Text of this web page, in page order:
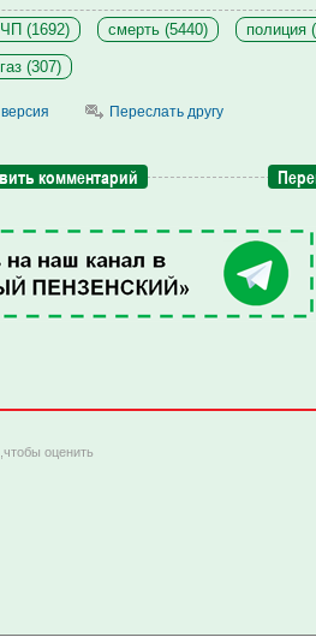
ЧП (1692) смерть (5440) полиция
газ (307)
Переслать другу
комментарий
оценить